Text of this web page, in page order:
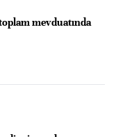
mevduatında